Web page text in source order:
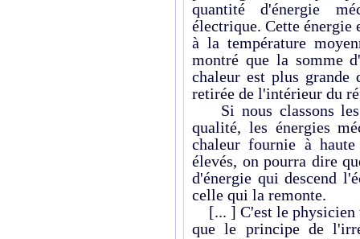
quantité d'énergie
électrique. Cette énergie
à la température
montré que la somme
chaleur est plus grande
retirée de l'intérieur du
Si nous classons les
qualité, les énergies
chaleur fournie à
élevés, on pourra dire
d'énergie qui descend
celle qui la remonte.
[... ] C'est le physicien
que le principe de